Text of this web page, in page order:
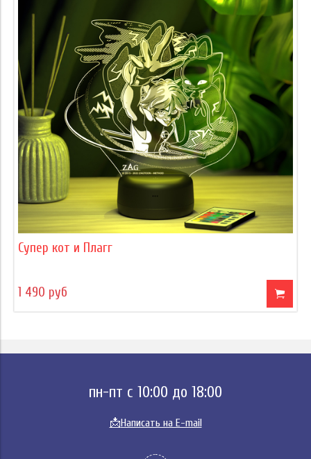
Супер кот и Плагг
1 490 руб
пн-пт с 10:00 до 18:00
📩Написать на E-mail